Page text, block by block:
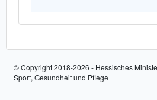
© Copyright 2018-2026 - Hessisches
Sport, Gesundheit und Pflege